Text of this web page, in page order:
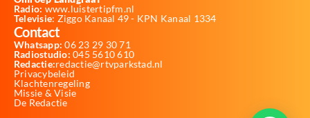
Radio: www.luistertipfm.nl
Televisie: Ziggo Kanaal 49 - KPN Kanaal 1334
Contact
Whatsapp: 06 23 29 30 71
Radiostudio: 045 5610 610
Redactie:redactie@rtvparkstad.nl
Privacybeleid
Klachtenregeling
Missie & Visie
De Redactie